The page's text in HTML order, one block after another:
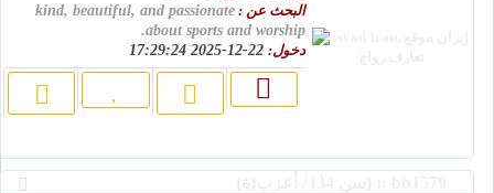
البحث عن : kind, beautiful, and passionate
about sports and worship.
دخول: